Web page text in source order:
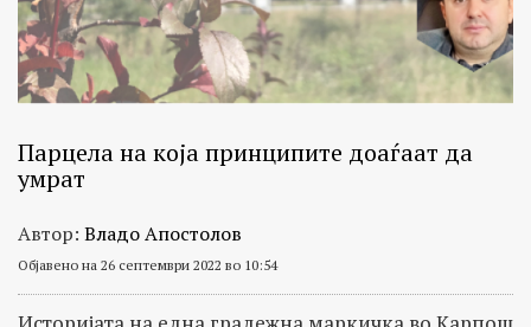
Парцела на која принципите доаѓаат да
умрат
Автор: Владо Апостолов
Објавено на 26 септември 2022 во 10:54